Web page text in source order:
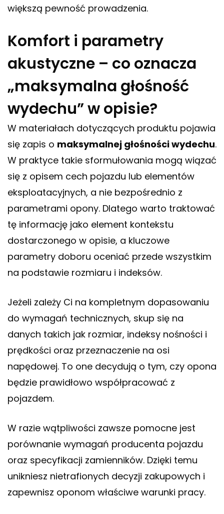
większą pewność prowadzenia.
Komfort i parametry
akustyczne – co oznacza
„maksymalna głośność
wydechu” w opisie?
W materiałach dotyczących produktu pojawia
się zapis o maksymalnej głośności wydechu.
W praktyce takie sformułowania mogą wiązać
się z opisem cech pojazdu lub elementów
eksploatacyjnych, a nie bezpośrednio z
parametrami opony. Dlatego warto traktować
tę informację jako element kontekstu
dostarczonego w opisie, a kluczowe
parametry doboru oceniać przede wszystkim
na podstawie rozmiaru i indeksów.
Jeżeli zależy Ci na kompletnym dopasowaniu
do wymagań technicznych, skup się na
danych takich jak rozmiar, indeksy nośności i
prędkości oraz przeznaczenie na osi
napędowej. To one decydują o tym, czy opona
będzie prawidłowo współpracować z
pojazdem.
W razie wątpliwości zawsze pomocne jest
porównanie wymagań producenta pojazdu
oraz specyfikacji zamienników. Dzięki temu
unikniesz nietrafionych decyzji zakupowych i
zapewnisz oponom właściwe warunki pracy.